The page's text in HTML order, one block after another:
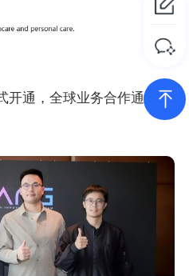
杉海创新官方领英账号正式开通，全球业务合作通道加速开启